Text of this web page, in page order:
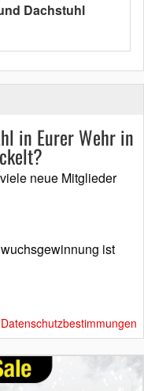
Dachstuhl
in Eurer Wehr in
neue Mitglieder
ist
Datenschutzbestimmungen